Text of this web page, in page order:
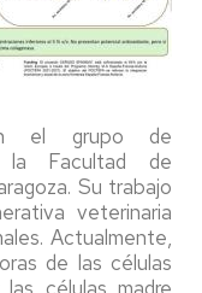
el grupo de
la Facultad de
Su trabajo
veterinaria
Actualmente,
de las células